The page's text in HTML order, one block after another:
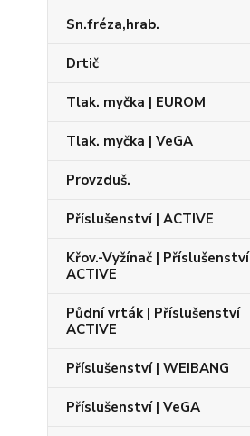
Sn.fréza,hrab.
Drtič
Tlak. myčka | EUROM
Tlak. myčka | VeGA
Provzduš.
Příslušenství | ACTIVE
Křov.-Vyžínač | Příslušenství
ACTIVE
Půdní vrták | Příslušenství
ACTIVE
Příslušenství | WEIBANG
Příslušenství | VeGA